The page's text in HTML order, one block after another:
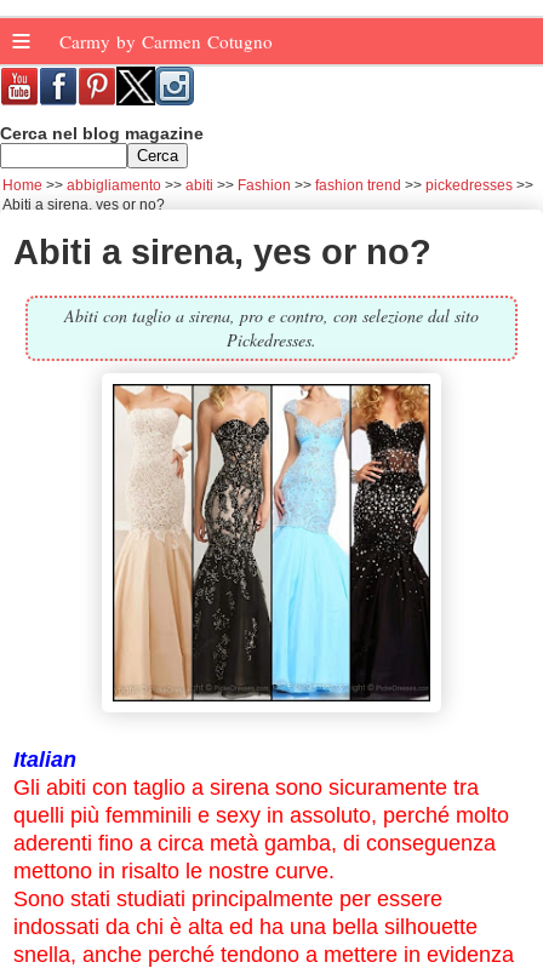
≡ Carmy by Carmen Cotugno
Cerca nel blog magazine
Home abbigliamento abiti Fashion fashion trend
pickedresses
Abiti a sirena, yes or no?
Abiti a sirena, yes or no?
Abiti con taglio a sirena, pro e contro, con selezione dal sito
Pickedresses.
Italian
Gli abiti con taglio a sirena sono sicuramente tra
quelli più femminili e sexy in assoluto, perché molto
aderenti fino a circa metà gamba, di conseguenza
mettono in risalto le nostre curve.
Sono stati studiati principalmente per essere
indossati da chi è alta ed ha una bella silhouette
snella, anche perché tendono a mettere in evidenza